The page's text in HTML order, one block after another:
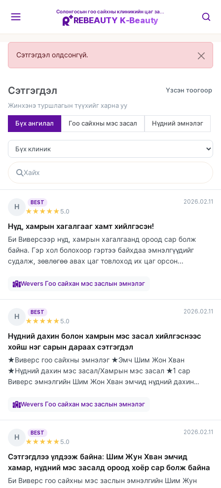
REBEAUTY K-Beauty
Сэтгэгдэл олдсонгүй.
Сэтгэгдэл
Жинхэнэ туршлагын түүхийг харна уу
Бүх ангилал Гоо сайхны мэс засал Нүдний эмнэлэг
Н
BEST
★★★★★ 5.0
2026.02.11
Нүд, хамрын хагалгааг хамт хийлгэсэн!
Би Виверсээр нүд, хамрын хагалгаанд ороод сар болж
байна. Гэр хол болохоор гэртээ байхдаа эмнэлгүүдийг
судалж, зөвлөгөө авах цаг товлоход их цаг орсон...
Wevers Гоо сайхан мэс заслын эмнэлэг
Н
BEST
★★★★★ 5.0
2026.02.11
Нүдний дахин болон хамрын мэс засал хийлгэснээс
хойш нэг сарын дараах сэтгэгдэл
★Виверс гоо сайхны эмнэлэг ★Эмч Шим Жон Хван
★Нүдний дахин мэс засал/Хамрын мэс засал ★1 сар
Виверс эмнэлгийн Шим Жон Хван эмчид нүдний дахин
Wevers Гоо сайхан мэс заслын эмнэлэг
Н
BEST
★★★★★ 5.0
2026.02.11
Сэтгэгдлээ үлдээж байна: Шим Жун Хван эмчид
хамар, нүдний мэс засалд ороод хоёр сар болж байна
Би Виверс гоо сайхны мэс заслын эмнэлгийн Шим Жун